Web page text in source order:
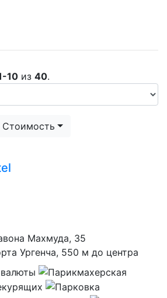
10 из 40.
Стоимость
Махмуда, 35
Ургенча, 550 м до центра